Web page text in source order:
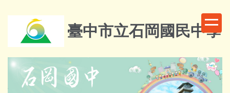
內
容
臺中市立石岡國民中學